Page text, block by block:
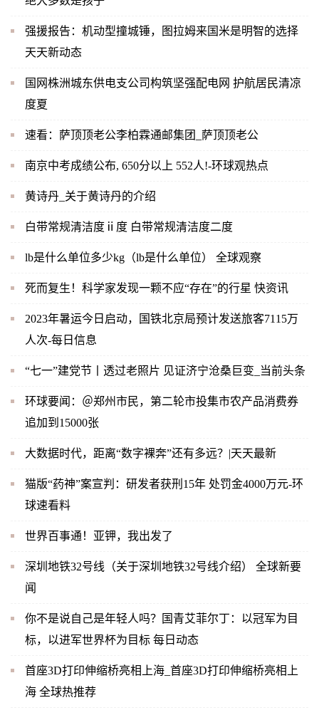
强援报告：机动型撞城锤，图拉姆来国米是明智的选择
天天新动态
国网株洲城东供电支公司构筑坚强配电网 护航居民清凉
度夏
速看：萨顶顶老公李柏霖通邮集团_萨顶顶老公
南京中考成绩公布, 650分以上 552人!-环球观热点
黄诗丹_关于黄诗丹的介绍
白带常规清洁度ⅱ度 白带常规清洁度二度
lb是什么单位多少kg（lb是什么单位） 全球观察
死而复生！科学家发现一颗不应“存在”的行星 快资讯
2023年暑运今日启动，国铁北京局预计发送旅客7115万
人次-每日信息
“七一”建党节丨透过老照片 见证济宁沧桑巨变_当前头条
环球要闻：＠郑州市民，第二轮市投集市农产品消费券
追加到15000张
大数据时代，距离“数字裸奔”还有多远？|天天最新
猫版“药神”案宣判：研发者获刑15年 处罚金4000万元-环
球速看料
世界百事通！亚钾，我出发了
深圳地铁32号线（关于深圳地铁32号线介绍） 全球新要
闻
你不是说自己是年轻人吗？国青艾菲尔丁：以冠军为目
标，以进军世界杯为目标 每日动态
首座3D打印伸缩桥亮相上海_首座3D打印伸缩桥亮相上
海 全球热推荐